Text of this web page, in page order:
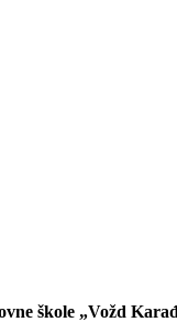
škole „Vožd